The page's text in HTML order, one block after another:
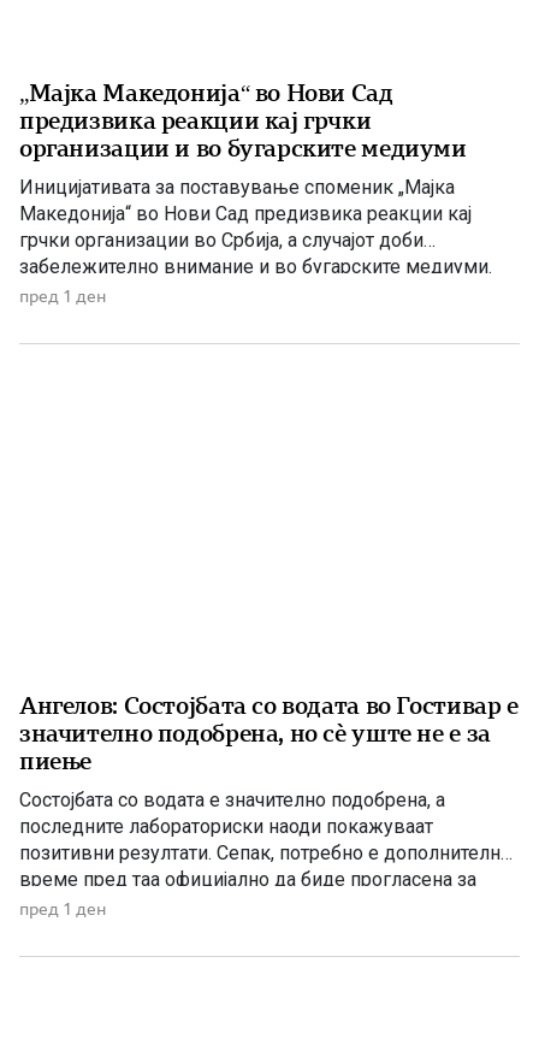
„Мајка Македонија“ во Нови Сад
предизвика реакции кај грчки
организации и во бугарските медиуми
Иницијативата за поставување споменик „Мајка
Македонија“ во Нови Сад предизвика реакции кај
грчки организации во Србија, а случајот доби
забележително внимание и во бугарските медиуми.
Македонскиот национален совет нагласува дека
туку треба да биде траен симбол на македонскиот
пред 1 ден
Ангелов: Состојбата со водата во Гостивар е
значително подобрена, но сè уште не е за
пиење
Состојбата со водата е значително подобрена, а
последните лабораториски наоди покажуваат
позитивни резултати. Сепак, потребно е дополнително
време пред таа официјално да биде прогласена за
исправна за пиење, изјави директорот на Дирекцијата
дека конечната одлука ќе ја донесе Агенцијата за
пред 1 ден